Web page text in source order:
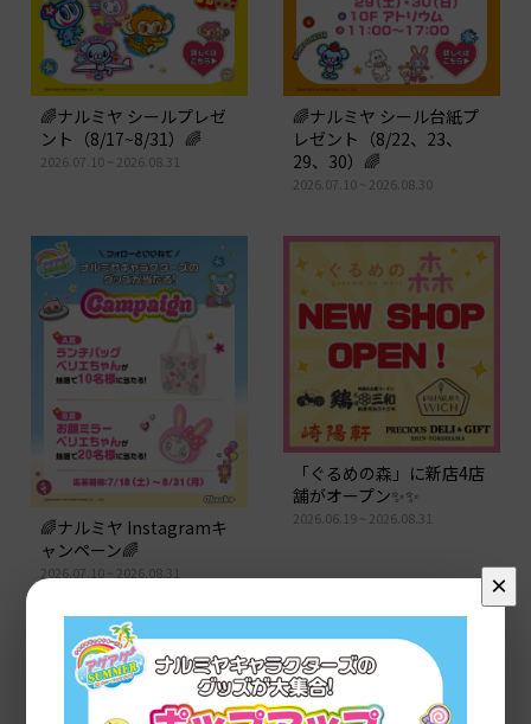
🌈ナルミヤ シールプレゼ
ント（8/17~8/31）🌈
2026.07.10 ~ 2026.08.31
🌈ナルミヤ シール台紙プ
レゼント（8/22、23、
29、30）🌈
2026.07.10 ~ 2026.08.30
🌈ナルミヤ Instagramキ
ャンペーン🌈
2026.07.10 ~ 2026.08.31
「ぐるめの森」に新店4店
舗がオープン✨✨
2026.06.19 ~ 2026.08.31
READ MORE
×